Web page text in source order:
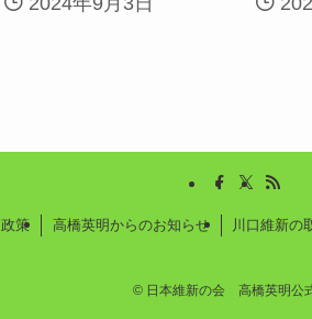
政策 高橋英明からのお知らせ 川口維新の
©日本維新の会 高橋英明公